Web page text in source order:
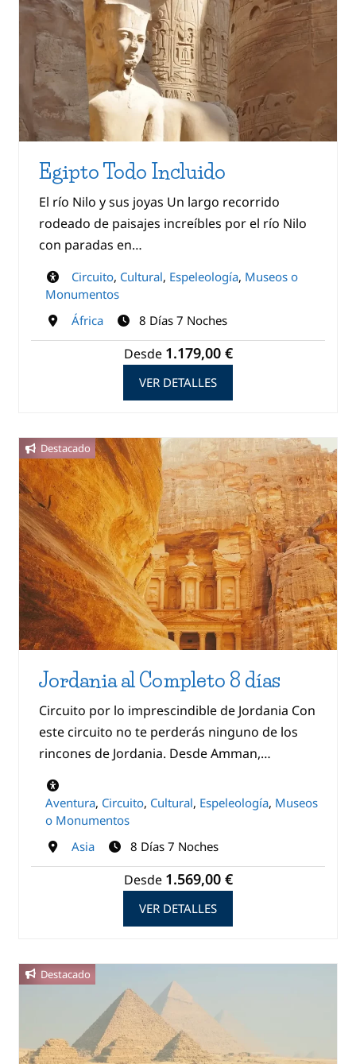
Egipto Todo Incluido
El río Nilo y sus joyas Un largo recorrido
rodeado de paisajes increíbles por el río Nilo
con paradas en…
Circuito, Cultural, Espeleología, Museos o
Monumentos
África
8 Días 7 Noches
Desde 1.179,00 €
VER DETALLES
Destacado
Jordania al Completo 8 días
Circuito por lo imprescindible de Jordania Con
este circuito no te perderás ninguno de los
rincones de Jordania. Desde Amman,…
Aventura, Circuito, Cultural, Espeleología, Museos
o Monumentos
Asia
8 Días 7 Noches
Desde 1.569,00 €
VER DETALLES
Destacado